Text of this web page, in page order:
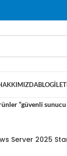
BLOG
“güvenli
Server 2025